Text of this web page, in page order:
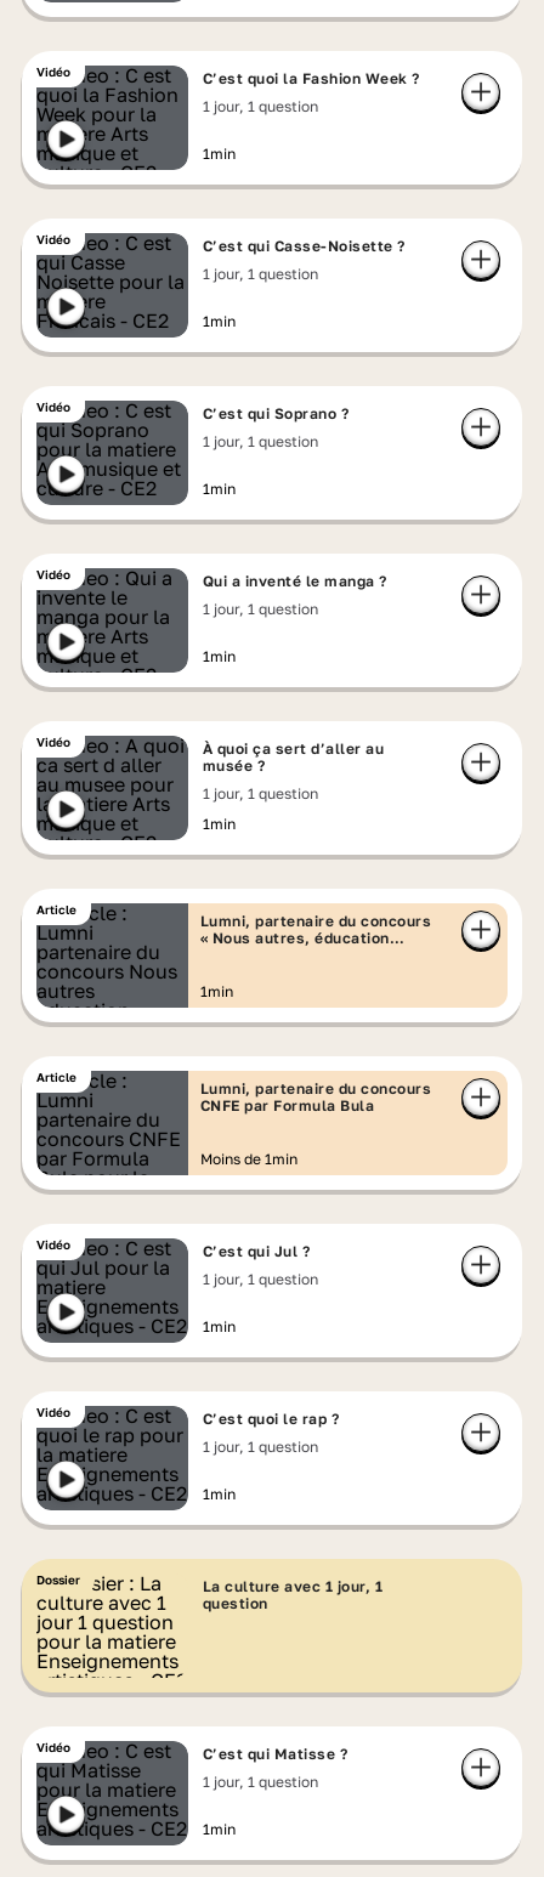
Vidéo
C’est quoi la Fashion Week ?
1 jour, 1 question
1min
Vidéo
C’est qui Casse-Noisette ?
1 jour, 1 question
1min
Vidéo
C’est qui Soprano ?
1 jour, 1 question
1min
Vidéo
Qui a inventé le manga ?
1 jour, 1 question
1min
Vidéo
À quoi ça sert d’aller au
musée ?
1 jour, 1 question
1min
Article
Lumni, partenaire du concours
« Nous autres, éducation
1min
Article
Lumni, partenaire du concours
CNFE par Formula Bula
Moins de 1min
Vidéo
C’est qui Jul ?
1 jour, 1 question
1min
Vidéo
C’est quoi le rap ?
1 jour, 1 question
1min
Dossier
La culture avec 1 jour, 1
question
Vidéo
C’est qui Matisse ?
1 jour, 1 question
1min